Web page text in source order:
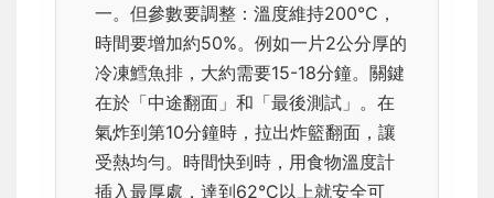
一。但參數要調整：溫度維持200°C，
時間要增加約50%。例如一片2公分厚的
冷凍鱈魚排，大約需要15-18分鐘。關鍵
在於「中途翻面」和「最後測試」。在
氣炸到第10分鐘時，拉出炸籃翻面，讓
受熱均勻。時間快到時，用食物溫度計
插入最厚處，達到62°C以上就安全可